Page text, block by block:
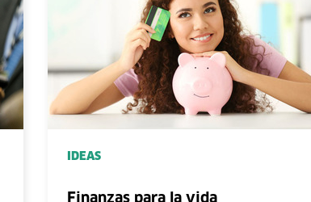
IDEAS
Finanzas para la vida